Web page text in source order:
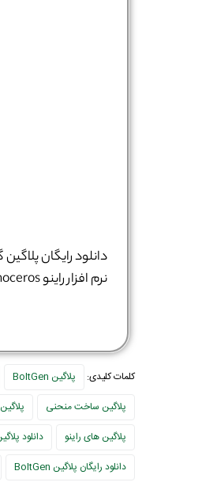
نرم افزار راینو Rhinoceros
کلمات کلیدی: پلاگین BoltGen
پلاگین ساخت منحنی
پلاگین های راینو
دانلود
دانلود رایگان پلاگین BoltGen